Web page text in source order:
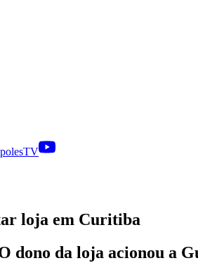
loja em Curitiba
dono da loja acionou a